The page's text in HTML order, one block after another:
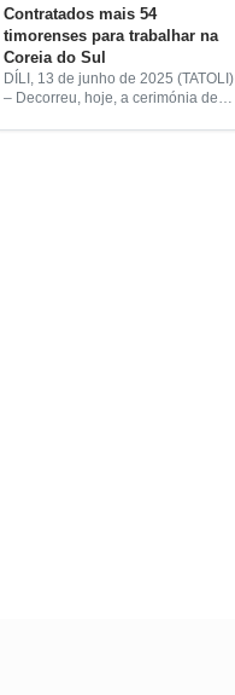
Contratados mais 54
timorenses para trabalhar na
Coreia do Sul
DÍLI, 13 de junho de 2025 (TATOLI)
– Decorreu, hoje, a cerimónia de